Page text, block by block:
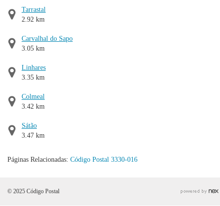
Tarrastal
2.92 km
Carvalhal do Sapo
3.05 km
Linhares
3.35 km
Colmeal
3.42 km
Sátão
3.47 km
Páginas Relacionadas: Código Postal 3330-016
© 2025 Código Postal